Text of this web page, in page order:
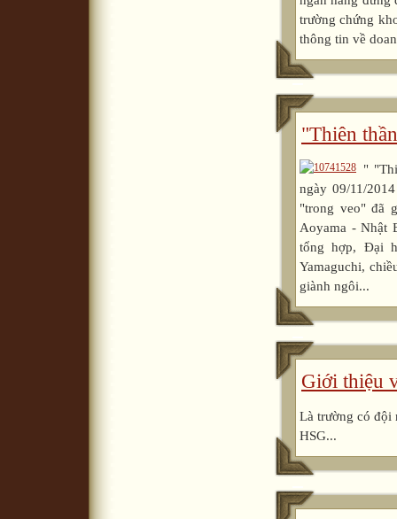
trường chứng
thông tin về
"Thiên
"
ngày 09/11/
"trong veo" đã
Aoyama - Nhật
tổng hợp, Đại
Yamaguchi,
giành ngôi...
Giới thiệu
Là trường có đội
HSG...